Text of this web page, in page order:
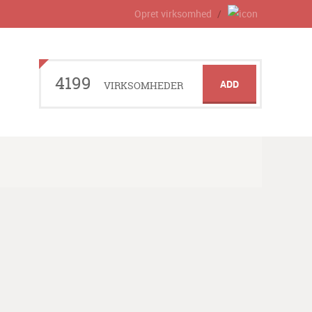
Opret virksomhed
4199 VIRKSOMHEDER ADD